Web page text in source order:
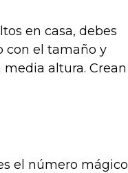
en casa, debes
con el tamaño y
altura. Crean
el número mágico